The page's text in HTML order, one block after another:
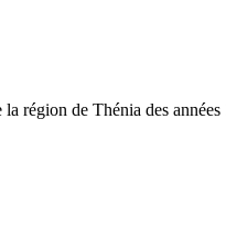
région de Thénia des